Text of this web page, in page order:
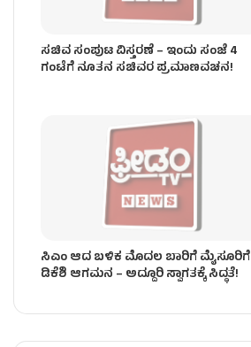
ಸಚಿವ ಸಂಪುಟ ವಿಸ್ತರಣೆ – ಇಂದು ಸಂಜೆ 4
ಗಂಟೆಗೆ ನೂತನ ಸಚಿವರ ಪ್ರಮಾಣವಚನ!
ಸಿಎಂ ಆದ ಬಳಿಕ ಮೊದಲ ಬಾರಿಗೆ ಮೈಸೂರಿಗೆ
ಡಿಕೆಶಿ ಆಗಮನ – ಅದ್ದೂರಿ ಸ್ವಾಗತಕ್ಕೆ ಸಿದ್ಧತೆ!